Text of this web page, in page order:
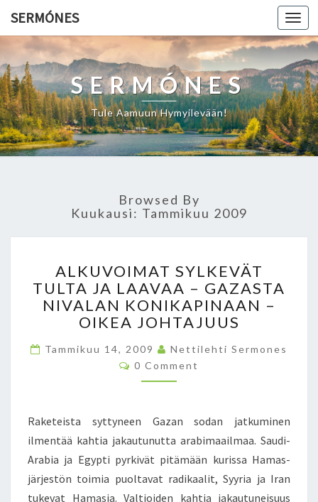
SERMÓNES
SERMÓNES
Tule Aamuun Hymyilevään!
Browsed By
Kuukausi: Tammikuu 2009
L
K
U
V
I
M
A
Y
L
K
E
V
ALKUVOIMAT SYLKEVÄT
TULTA JA LAAVAA – GAZASTA
NIVALAN KONIKAPINAAN –
OIKEA JOHTAJUUS
Tammikuu 14, 2009
Nettilehti Sermones
C
O
T
S
0 Comment
Raketeista syttyneen Gazan sodan jatkuminen
ilmentää kahtia jakautunutta arabimaailmaa. Saudi-
Arabia ja Egypti pyrkivät pitämään kurissa Hamas-
järjestön toimia puoltavat radikaalit, Syyria ja Iran
tukevat Hamasia. Valtioiden kahtia jakautuneisuus